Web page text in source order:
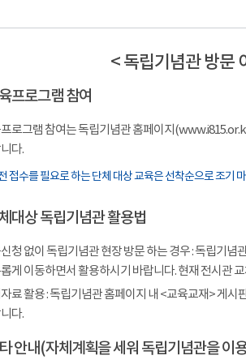
< 독립기념관 방문
프로그램 참여
로그램 참여는 독립기념관 홈페이지
다.
접수를 필요로 하는 단체 대상 교육은 선착순으로 조기
대상 독립기념관 활용법
청 없이 독립기념관 현장 방문 하는 경우 : 독립기념
게 이동하면서 활용하시기 바랍니다. 현재 전시관
료 활용 : 독립기념관 홈페이지 내 <교육교재> 게시
다.
안내(자체계획을 세워 독립기념관을 이